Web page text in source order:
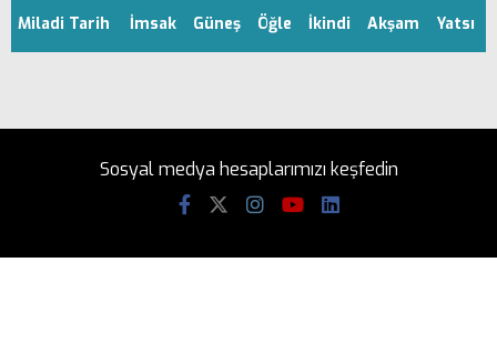
Miladi Tarih İmsak Güneş Öğle İkindi Akşam Yatsı
Sosyal medya hesaplarımızı keşfedin